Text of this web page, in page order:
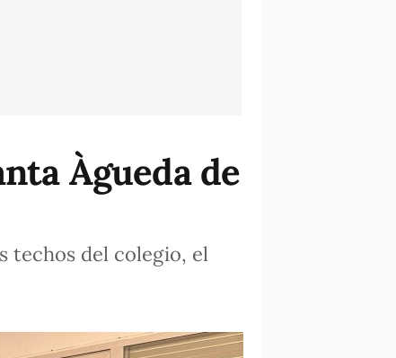
Àgueda de
techos del colegio, el